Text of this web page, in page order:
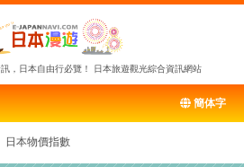
，日本自由行必覽！ 日本旅遊觀光綜合資訊網站
簡体字
日本物價指數